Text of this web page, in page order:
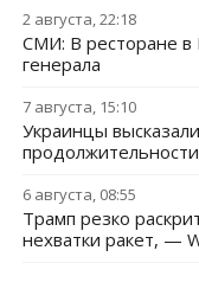
2 августа, 22:18
СМИ: В ресторане в
генерала
7 августа, 15:10
Украинцы
6 августа, 08:55
Трамп резко
нехватки ракет, —